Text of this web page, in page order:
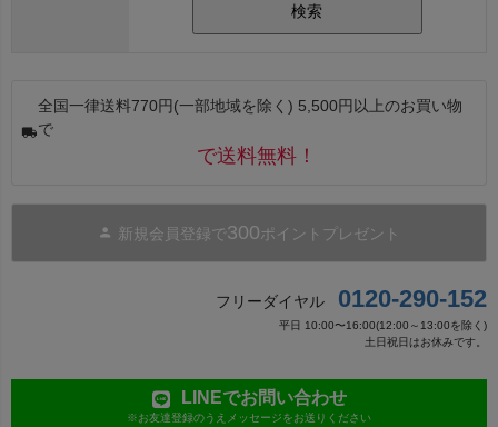
検索
全国一律送料770円(一部地域を除く) 5,500円以上のお買い物
で
で送料無料！
新規会員登録で300ポイントプレゼント
フリーダイヤル 0120-290-152
平日 10:00〜16:00(12:00～13:00を除く)
土日祝日はお休みです。
LINEでお問い合わせ
※お友達登録のうえメッセージをお送りください